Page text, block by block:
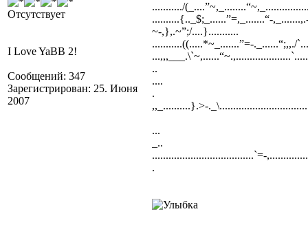
Отсутствует
I Love YaBB 2!
Сообщений: 347
Зарегистрирован: 25. Июня
2007
.........../
..........{.._$;_......”=,_.......“-
~-,},.~”;/....}...........
...........((.....*~_.......”=-._......“;,,./
..
....
.
,,_..........}.>-
...
_..
.....................................`=-
.